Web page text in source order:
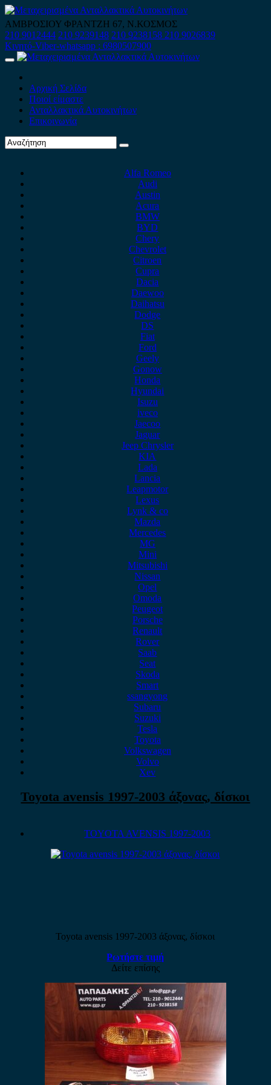
Skip
to
content
ΑΜΒΡΟΣΙΟΥ ΦΡΑΝΤΖΗ 67, Ν.ΚΟΣΜΟΣ
210 9012444 210 9239148 210 9238158 210 9026839
Κινητό-Viber-whatsapp : 6980507900
Primary
Αρχική Σελίδα
Ποιοί είμαστε
Ανταλλακτικά Αυτοκινήτων
Επικοινωνία
Alfa Romeo
Audi
Austin
Acura
BMW
BYD
Chery
Chevrolet
Citroen
Cupra
Dacia
Daewoo
Daihatsu
Dodge
DS
Fiat
Ford
Geely
Gonow
Honda
Hyundai
Isuzu
iveco
Jaecoo
Jaguar
Jeep Chrysler
KIA
Lada
Lancia
Leapmotor
Lexus
Lynk & co
Mazda
Mercedes
MG
Mini
Mitsubishi
Nissan
Opel
Omoda
Peugeot
Porsche
Renault
Rover
Saab
Seat
Skoda
Smart
ssangyong
Subaru
Suzuki
Tesla
Toyota
Volkswagen
Volvo
Xev
Toyota avensis 1997-2003 άξονας, δίσκοι
TOYOTA AVENSIS 1997-2003
Toyota avensis 1997-2003 άξονας, δίσκοι
Ρωτήστε τιμή
Δείτε επίσης